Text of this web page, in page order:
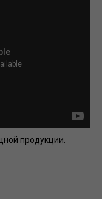
продукции.